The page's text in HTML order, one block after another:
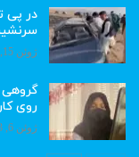
در پی
ژوئن 15, 2023
گروهی
روی
ژوئن 6, 2023